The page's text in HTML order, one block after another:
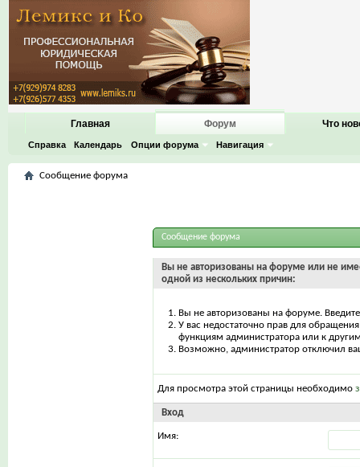
Главная Форум
Справка Календарь Опции форума Навигация
Что
Сообщение форума
Сообщение форума
Вы не авторизованы на форуме или не
одной из нескольких причин:
Вы не авторизованы на форуме.
У вас недостаточно прав для
функциям администратора или к
Возможно, администратор отключил
Для просмотра этой страницы необходимо
Вход
Имя: